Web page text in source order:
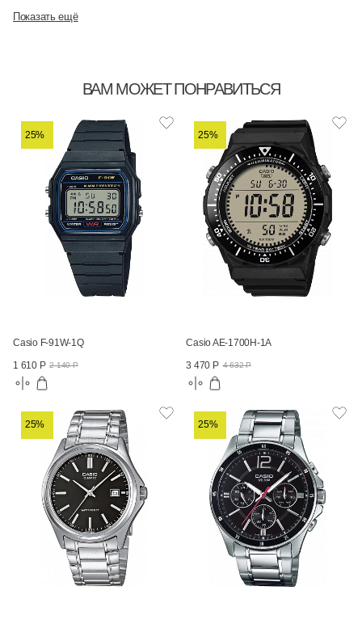
Показать ещё
ВАМ МОЖЕТ ПОНРАВИТЬСЯ
25%
Casio F-91W-1Q
1 610 Р 2 140 Р
25%
Casio AE-1700H-1A
3 470 Р 4 632 Р
25% 25%